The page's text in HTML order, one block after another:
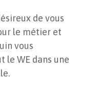
de vous
le métier et
vous
le WE dans une